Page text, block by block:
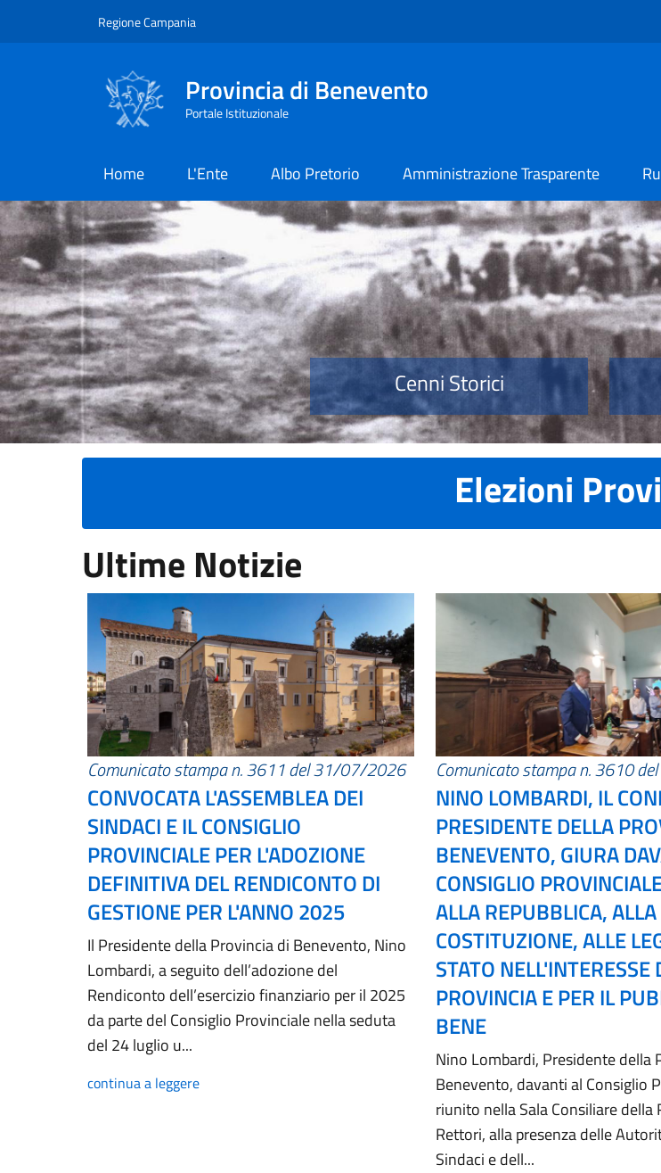
Regione Campania
Provincia di Benevento
Portale Istituzionale
Home L'Ente Albo Pretorio Amministrazione Trasparente
Provincia di Benevento
Cenni Storici
Elezioni
Ultime Notizie
Comunicato stampa n. 3611 del 31/07/2026
CONVOCATA L'ASSEMBLEA DEI
SINDACI E IL CONSIGLIO
PROVINCIALE PER L'ADOZIONE
DEFINITIVA DEL RENDICONTO DI
GESTIONE PER L'ANNO 2025
Il Presidente della Provincia di Benevento, Nino
Lombardi, a seguito dell’adozione del
Rendiconto dell’esercizio finanziario per il 2025
da parte del Consiglio Provinciale nella seduta
del 24 luglio u...
continua a leggere
Comunicato stampa n. 3610
NINO LOMBARDI, IL
PRESIDENTE DELLA
BENEVENTO, GIURA
CONSIGLIO
ALLA REPUBBLICA, ALLA
COSTITUZIONE, ALLE
STATO NELL'INTERESSE
PROVINCIA E PER IL
BENE
Nino Lombardi, Presidente della
Benevento, davanti al Consiglio
riunito nella Sala Consiliare della
Rettori, alla presenza delle
Sindaci e dell...